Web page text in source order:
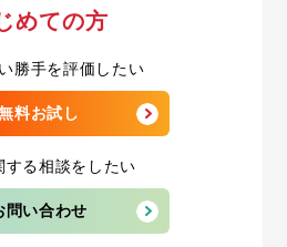
めての方
勝手を評価したい
料お試し
する相談をしたい
問い合わせ